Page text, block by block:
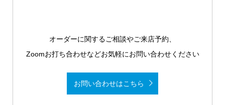
オーダーに関するご相談やご来店予約、
Zoomお打ち合わせなどお気軽にお問い合わせください
お問い合わせはこちら